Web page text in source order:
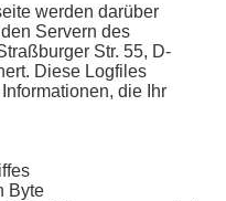
werden darüber
Servern des
Str. 55, D-
Diese Logfiles
die Ihr
Byte